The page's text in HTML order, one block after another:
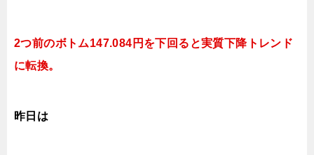
2つ前のボトム147.084円を下回ると実質下降トレンド
に転換。
昨日は